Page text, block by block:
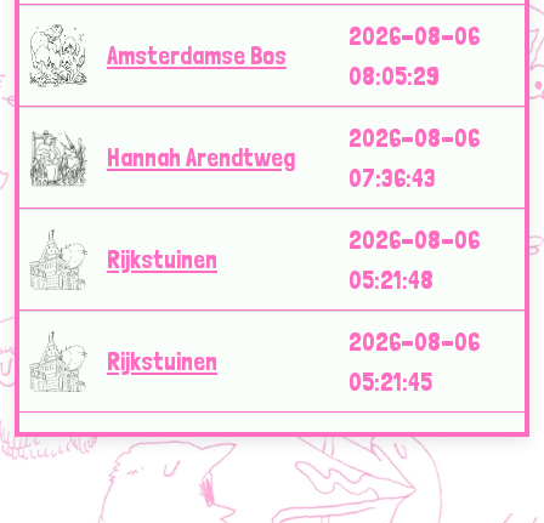
Amsterdamse Bos
2026-08-06
08:05:29
Hannah Arendtweg
2026-08-06
07:36:43
Rijkstuinen
2026-08-06
05:21:48
Rijkstuinen
2026-08-06
05:21:45